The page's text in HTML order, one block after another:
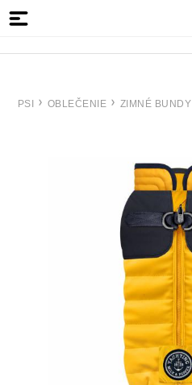
PSI OBLEČENIE ZIMNÉ BUNDY